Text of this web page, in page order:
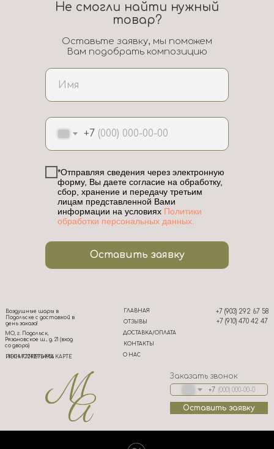
+7
*Отправляя сведения через электронную
форму, Вы даете согласие на обработку,
сбор, хранение и передачу третьим
лицам представленной Вами
информации на условиях Политики
обработки персональных данных.
Оставить заявку
Не смогли найти нужный
товар?
Оставьте заявку, мы поможем
Вам подобрать композицию
ОТЗЫВЫ
ГЛАВНАЯ
ДОСТАВКА/ОПЛАТА
О НАС
КОНТАКТЫ
+7 (903) 292 67 58
+7 (910) 470 42 47
Воздушные шары в
Подольске с доставкой в
день заказа!
МО, г. Подольск,
Рязановское ш., д. 21 (вход
со двора)
ИНН 772439704956
ПОСМОТРЕТЬ НА КАРТЕ
Заказать звонок
+7
Оставить заявку